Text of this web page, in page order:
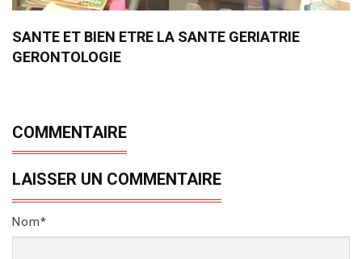
SANTE ET BIEN ETRE LA SANTE GERIATRIE
GERONTOLOGIE
COMMENTAIRE
LAISSER UN COMMENTAIRE
Nom*